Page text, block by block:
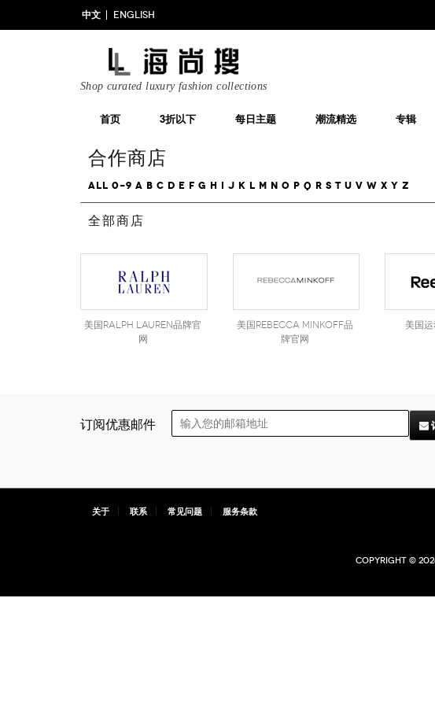
中文 ENGLISH
Shop curated luxury fashion collections
首页 3折以下 每日主题 潮流精选 专辑
合作商店
All 0-9 A B C D E F G H I J K L M N O P Q R S T U V W X Y Z
全部商店
美国Ralph Lauren品牌官
网
美国Rebecca Minkoff品
牌官网
美国
订阅优惠邮件
关于 联系 常见问题 服务条款
Copyright ©